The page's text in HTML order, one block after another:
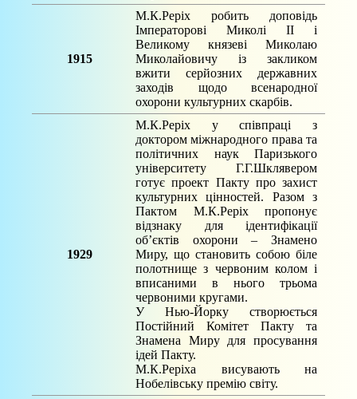
1915
М.К.Реріх робить доповідь
Імператорові Миколі ІІ і
Великому князеві Миколаю
Миколайовичу із закликом
вжити серйозних державних
заходів щодо всенародної
охорони культурних скарбів.
1929
М.К.Реріх у співпраці з
доктором міжнародного права та
політичних наук Паризького
університету Г.Г.Шклявером
готує проект Пакту про захист
культурних цінностей. Разом з
Пактом М.К.Реріх пропонує
відзнаку для ідентифікації
об’єктів охорони – Знамено
Миру, що становить собою біле
полотнище з червоним колом і
вписаними в нього трьома
червоними кругами.
У Нью-Йорку створюється
Постійний Комітет Пакту та
Знамена Миру для просування
ідей Пакту.
М.К.Реріха висувають на
Нобелівську премію світу.